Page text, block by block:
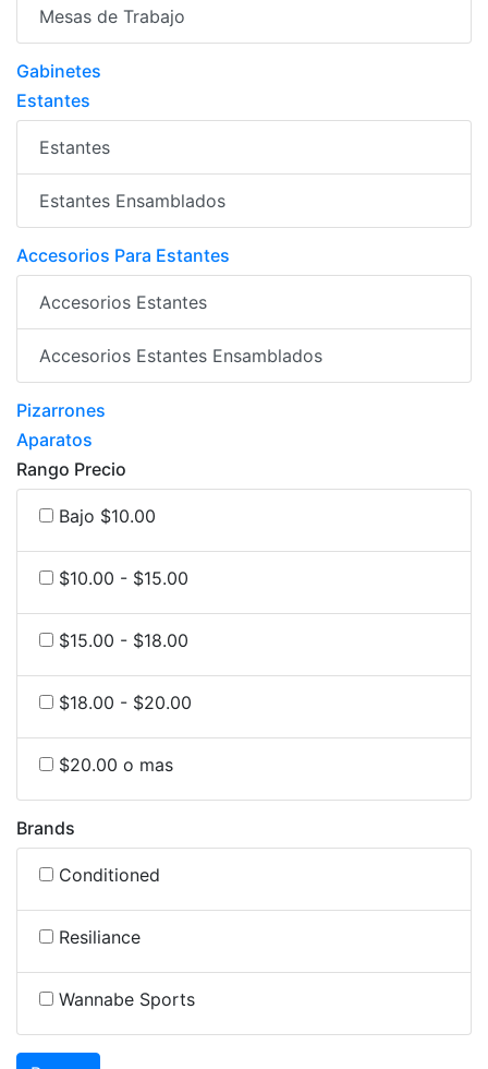
Mesas de Trabajo
Gabinetes
Estantes
Estantes
Estantes Ensamblados
Accesorios Para Estantes
Accesorios Estantes
Accesorios Estantes Ensamblados
Pizarrones
Aparatos
Rango Precio
Bajo $10.00
$10.00 - $15.00
$15.00 - $18.00
$18.00 - $20.00
$20.00 o mas
Brands
Conditioned
Resiliance
Wannabe Sports